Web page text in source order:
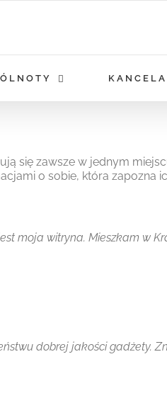
się zawsze w jednym
o sobie, która zapozna
moja witryna. Mieszkam w
dobrej jakości gadżety.